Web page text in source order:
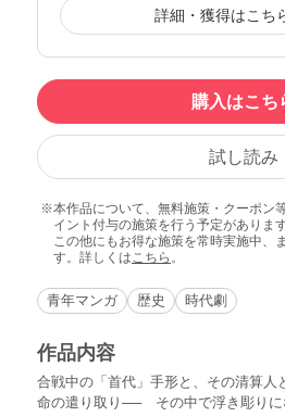
詳細・獲得はこち
購入はこち
試し読み
本作品について、無料施策・クーポン
イント付与の施策を行う予定があります
この他にもお得な施策を常時実施中、
す。詳しくはこちら 。
青年マンガ 歴史 時代劇
作品内容
合戦中の「首代」手形と、その清算人
命の遣り取り── その中で浮き彫りに